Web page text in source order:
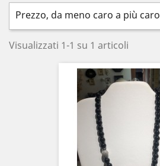
Prezzo, da meno caro a più caro
Visualizzati 1-1 su 1 articoli